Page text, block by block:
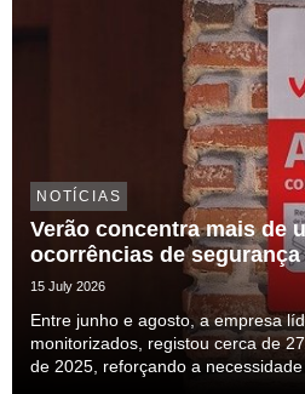
NOTÍCIAS
Verão concentra mais de
ocorrências de
15 July 2026
Entre junho e agosto, a empresa
monitorizados, registou cerca de
de 2025, reforçando a